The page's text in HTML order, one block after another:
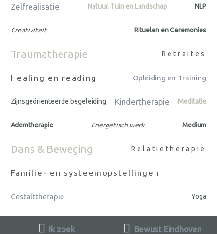
Zelfrealisatie Natuur, Tuin en Landschap NLP
Creativiteit Rituelen en Ceremonies
Traumatherapie Retraites
Healing en reading Opleiding en Training
Zijnsgeörienteerde begeleiding Kindertherapie Meditatie
Ademtherapie Energetisch werk Medium
Dans & Beweging Relatietherapie
Familie- en systeemopstellingen
Gestalttherapie Yoga
Ik zoek Bewust Eindhoven